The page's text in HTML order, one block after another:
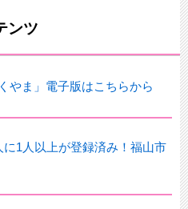
ンツ
やま」電子版はこちらから
に1人以上が登録済み！福山市